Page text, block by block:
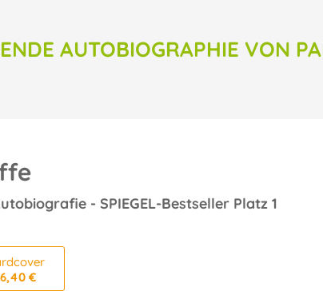
AUTOBIOGRAPHIE VON
- SPIEGEL-Bestseller Platz 1
€